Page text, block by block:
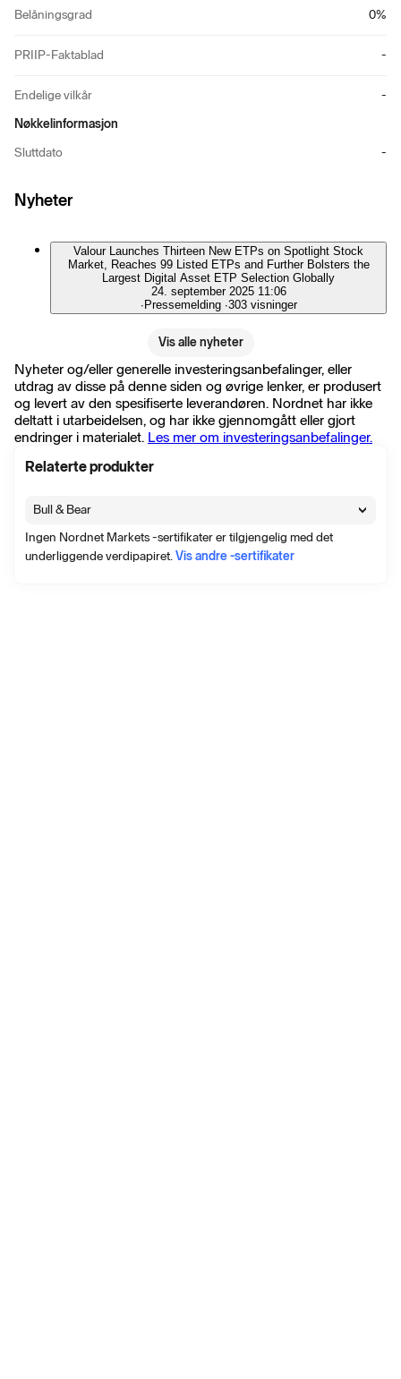
Belåningsgrad 0%
PRIIP-Faktablad -
Endelige vilkår
-
Nøkkelinformasjon
Sluttdato
-
Nyheter
Valour Launches Thirteen New ETPs on Spotlight Stock
Market, Reaches 99 Listed ETPs and Further Bolsters the
Largest Digital Asset ETP Selection Globally
24. september 2025 11:06
∙Pressemelding ∙303 visninger
Vis alle nyheter
Nyheter og/eller generelle investeringsanbefalinger, eller
utdrag av disse på denne siden og øvrige lenker, er produsert
og levert av den spesifiserte leverandøren. Nordnet har ikke
deltatt i utarbeidelsen, og har ikke gjennomgått eller gjort
endringer i materialet. Les mer om investeringsanbefalinger.
Relaterte produkter
Bull & Bear
Ingen Nordnet Markets -sertifikater er tilgjengelig med det
underliggende verdipapiret.Vis andre -sertifikater